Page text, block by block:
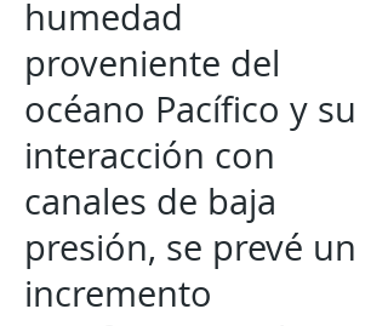
humedad
proveniente del
océano Pacífico y su
interacción con
canales de baja
presión, se prevé un
incremento